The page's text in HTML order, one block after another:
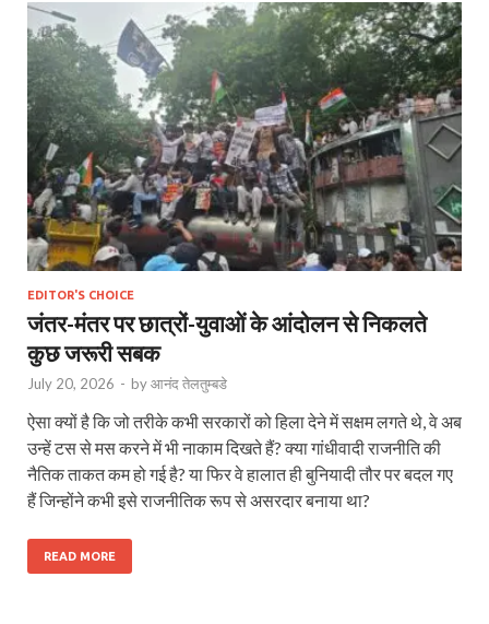
EDITOR'S CHOICE
जंतर-मंतर पर छात्रों-युवाओं के आंदोलन से निकलते
कुछ जरूरी सबक
July 20, 2026 - byआनंद तेलतुम्बडे
ऐसा क्यों है कि जो तरीके कभी सरकारों को हिला देने में सक्षम लगते थे, वे अब
उन्हें टस से मस करने में भी नाकाम दिखते हैं? क्या गांधीवादी राजनीति की
नैतिक ताकत कम हो गई है? या फिर वे हालात ही बुनियादी तौर पर बदल गए
हैं जिन्होंने कभी इसे राजनीतिक रूप से असरदार बनाया था?
READ MORE